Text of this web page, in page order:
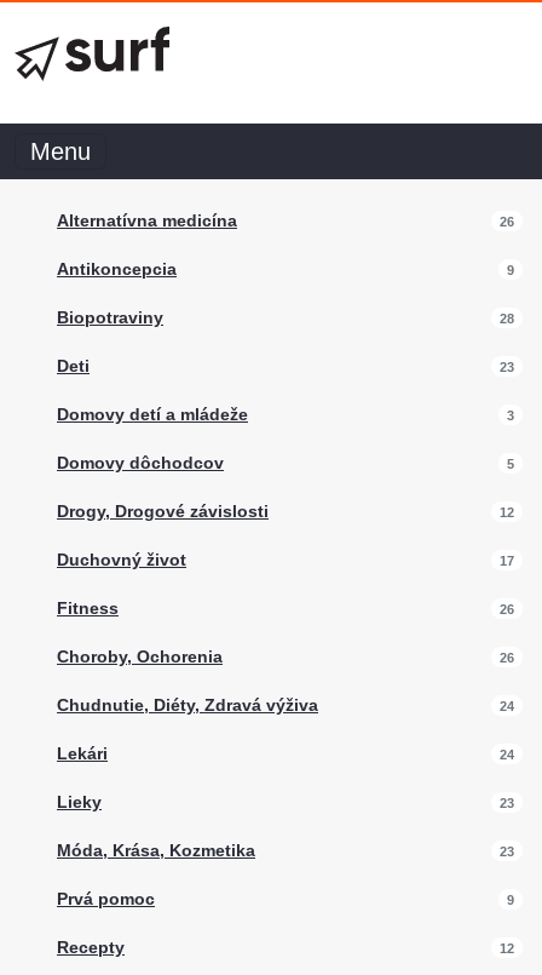
Menu
Alternatívna medicína 26
Antikoncepcia 9
Biopotraviny 28
Deti 23
Domovy detí a mládeže 3
Domovy dôchodcov 5
Drogy, Drogové závislosti 12
Duchovný život 17
Fitness 26
Choroby, Ochorenia 26
Chudnutie, Diéty, Zdravá výživa 24
Lekári 24
Lieky 23
Móda, Krása, Kozmetika 23
Prvá pomoc 9
Recepty 12